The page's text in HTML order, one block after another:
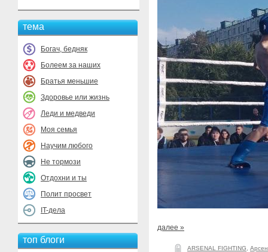
тема
Богач, бедняк
Болеем за наших
Братья меньшие
Здоровье или жизнь
Леди и медведи
Моя семья
Научим любого
Не тормози
Отдохни и ты
Полит просвет
IT-дела
топ блоги
далее »
ARSENAL FIGHTING